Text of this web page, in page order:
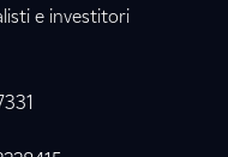
e investitori